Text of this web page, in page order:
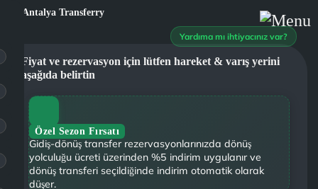
Yardıma mı ihtiyacınız var?
Fiyat ve rezervasyon için lütfen hareket & varış yerini
aşağıda belirtin
Özel Sezon Fırsatı
Gidiş-dönüş transfer rezervasyonlarınızda dönüş
yolculuğu ücreti üzerinden %5 indirim uygulanır ve
dönüş transferi seçildiğinde indirim otomatik olarak
düşer.